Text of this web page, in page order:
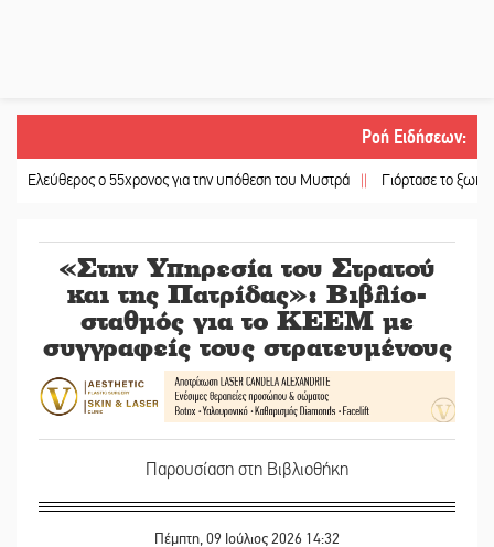
Ροή Ειδήσεων:
ο 55χρονος για την υπόθεση του Μυστρά || Γιόρτασε το ξωκκλήσι
«Στην Υπηρεσία του Στρατού
και της Πατρίδας»: Βιβλίο-
σταθμός για το ΚΕΕΜ με
συγγραφείς τους στρατευμένους
Παρουσίαση στη Βιβλιοθήκη
Πέμπτη, 09 Ιούλιος 2026 14:32